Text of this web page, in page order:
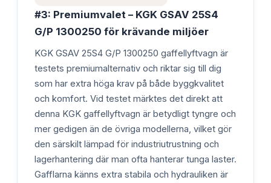
#3: Premiumvalet – KGK GSAV 25S4
G/P 1300250 för krävande miljöer
KGK GSAV 25S4 G/P 1300250 gaffellyftvagn är
testets premiumalternativ och riktar sig till dig
som har extra höga krav på både byggkvalitet
och komfort. Vid testet märktes det direkt att
denna KGK gaffellyftvagn är betydligt tyngre och
mer gedigen än de övriga modellerna, vilket gör
den särskilt lämpad för industriutrustning och
lagerhantering där man ofta hanterar tunga laster.
Gafflarna känns extra stabila och hydrauliken är